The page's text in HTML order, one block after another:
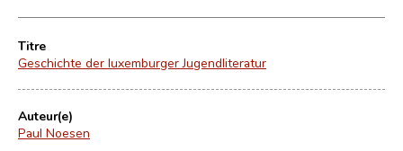
Titre
Geschichte der luxemburger Jugendliteratur
Auteur(e)
Paul Noesen